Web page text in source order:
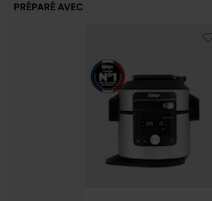
PRÉPARÉ AVEC